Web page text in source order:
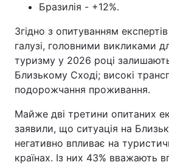
Бразилія - +12%.
Згідно з опитуванням
галузі, головними викликами
туризму у 2026 році
Близькому Сході; високі
подорожчання проживання.
Майже дві третини опитаних
заявили, що ситуація на
негативно впливає на
країнах. Із них 43% вважають